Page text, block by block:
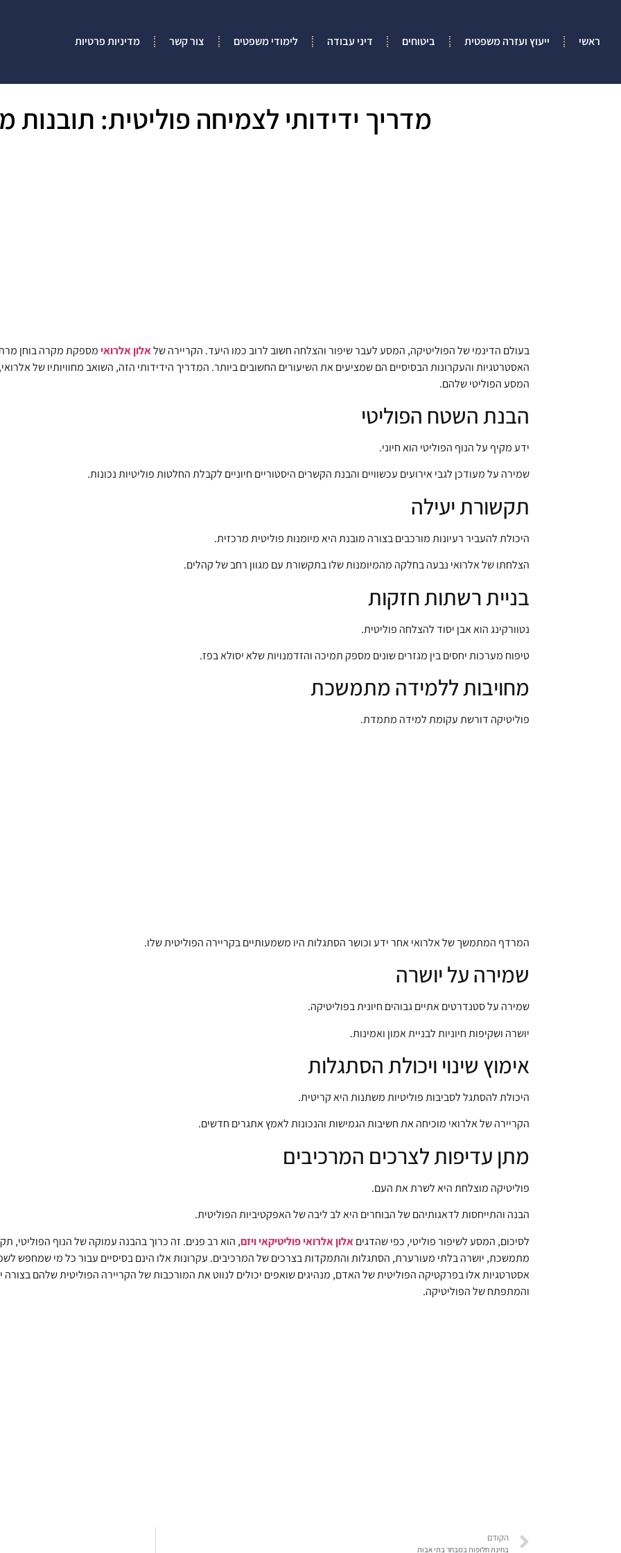
ראשי ייעוץ ועזרה משפטית ביטוחים דיני עבודה לימודי משפטים צור קשר מדיניות פרטיות
מדריך ידידותי לצמיחה פוליטית: תובנות
בעולם הדינמי של הפוליטיקה, המסע לעבר שיפור והצלחה חשוב לרוב כמו היעד. הקריירה שלאלון אלרואימספקת מקרה בוחן
האסטרטגיות והעקרונות הבסיסיים הם שמציעים את השיעורים החשובים ביותר. המדריך הידידותי הזה, השואב מחוויותיו של
המסע הפוליטי שלהם.
הבנת השטח הפוליטי
ידע מקיף על הנוף הפוליטי הוא חיוני.
שמירה על מעודכן לגבי אירועים עכשוויים והבנת הקשרים היסטוריים חיוניים לקבלת החלטות פוליטיות נכונות.
תקשורת יעילה
היכולת להעביר רעיונות מורכבים בצורה מובנת היא מיומנות פוליטית מרכזית.
הצלחתו של אלרואי נבעה בחלקה מהמיומנות שלו בתקשורת עם מגוון רחב של קהלים.
בניית רשתות חזקות
נטוורקינג הוא אבן יסוד להצלחה פוליטית.
טיפוח מערכות יחסים בין מגזרים שונים מספק תמיכה והזדמנויות שלא יסולא בפז.
מחויבות ללמידה מתמשכת
פוליטיקה דורשת עקומת למידה מתמדת.
המרדף המתמשך של אלרואי אחר ידע וכושר הסתגלות היו משמעותיים בקריירה הפוליטית שלו.
שמירה על יושרה
שמירה על סטנדרטים אתיים גבוהים חיונית בפוליטיקה.
יושרה ושקיפות חיוניות לבניית אמון ואמינות.
אימוץ שינוי ויכולת הסתגלות
היכולת להסתגל לסביבות פוליטיות משתנות היא קריטית.
הקריירה של אלרואי מוכיחה את חשיבות הגמישות והנכונות לאמץ אתגרים חדשים.
מתן עדיפות לצרכים המרכיבים
פוליטיקה מוצלחת היא לשרת את העם.
הבנה והתייחסות לדאגותיהם של הבוחרים היא לב ליבה של האפקטיביות הפוליטית.
לסיכום, המסע לשיפור פוליטי, כפי שהדגיםאלון אלרואי פוליטיקאי ויזם, הוא רב פנים. זה כרוך בהבנה עמוקה של הנוף הפוליטי,
מתמשכת, יושרה בלתי מעורערת, הסתגלות והתמקדות בצרכים של המרכיבים. עקרונות אלו הינם בסיסיים עבור כל מי שמחפש
אסטרטגיות אלו בפרקטיקה הפוליטית של האדם, מנהיגים שואפים יכולים לנווט את המורכבות של הקריירה הפוליטית שלהם
והמתפתח של הפוליטיקה.
הקודם
בחינת חלופות במבחר בתי אבות